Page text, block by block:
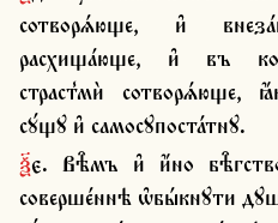
сотворѧ́юще, и҆
расхища́юще, и҆ въ
страст̾мѝ сотворѧ́юще,
сꙋ́щꙋ и҆ самосꙋпоста́тнꙋ.
ѯ҃є. Вѣ̑мъ и҆ и҆́но бѣ̑гство ѕвѣре́й си́хъ, по є҆́же
соверше́ннѣ ѡ҆бы́кнꙋти